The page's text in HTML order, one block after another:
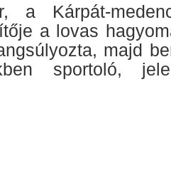
a Kárpát-
a lovas
majd
sportoló,